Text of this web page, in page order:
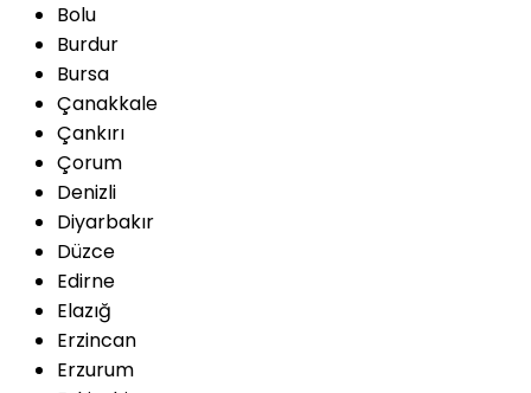
Bolu
Burdur
Bursa
Çanakkale
Çankırı
Çorum
Denizli
Diyarbakır
Düzce
Edirne
Elazığ
Erzincan
Erzurum